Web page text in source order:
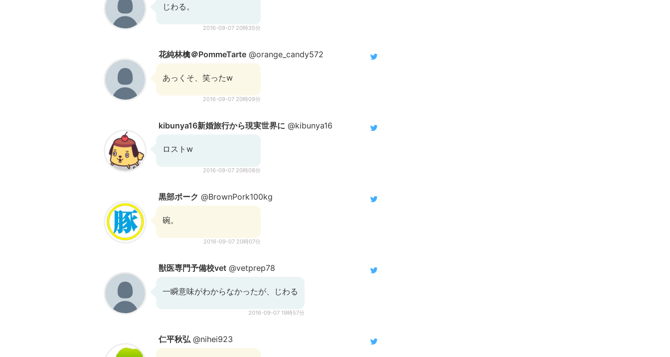
じわる。
2016-09-07 20時35分
花純林檎＠PommeTarte @orange_candy572
あっくそ、笑ったw
2016-09-07 20時09分
kibunya16新婚旅行から現実世界に @kibunya16
ロストw
2016-09-07 20時08分
黒部ポーク @BrownPork100kg
碗。
2016-09-07 20時07分
獣医専門予備校vet @vetprep78
一瞬意味がわからなかったが、じわる
2016-09-07 19時57分
仁平秋弘 @nihei923